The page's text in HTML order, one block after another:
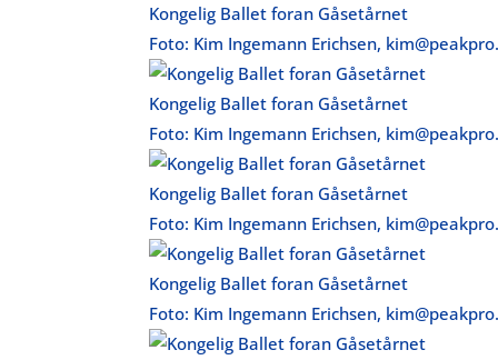
Kongelig Ballet foran Gåsetårnet
Foto: Kim Ingemann Erichsen,
Kongelig Ballet foran Gåsetårnet
Foto: Kim Ingemann Erichsen,
Kongelig Ballet foran Gåsetårnet
Foto: Kim Ingemann Erichsen,
Kongelig Ballet foran Gåsetårnet
Foto: Kim Ingemann Erichsen,